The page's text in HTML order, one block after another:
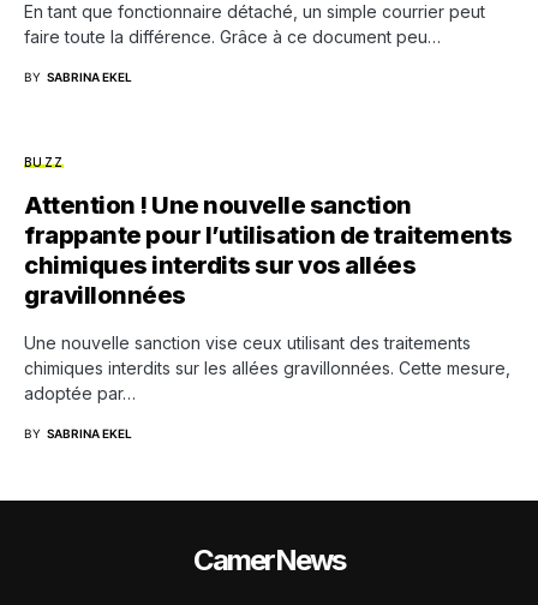
En tant que fonctionnaire détaché, un simple courrier peut
faire toute la différence. Grâce à ce document peu…
BY SABRINA EKEL
BUZZ
Attention ! Une nouvelle sanction
frappante pour l’utilisation de traitements
chimiques interdits sur vos allées
gravillonnées
Une nouvelle sanction vise ceux utilisant des traitements
chimiques interdits sur les allées gravillonnées. Cette mesure,
adoptée par…
BY SABRINA EKEL
CamerNews